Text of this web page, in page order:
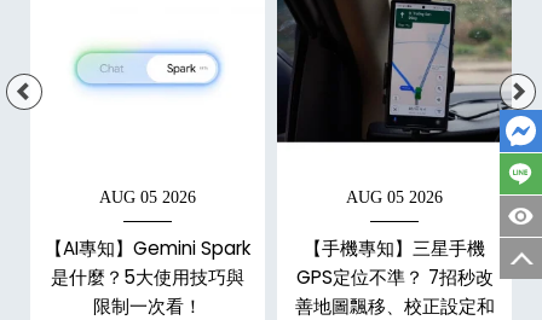
AUG 05 2026
【AI專知】Gemini Spark
是什麼？5大使用技巧與
限制一次看！
AUG 05 2026
【手機專知】三星手機
GPS定位不準？ 7招秒改
善地圖飄移、校正設定和